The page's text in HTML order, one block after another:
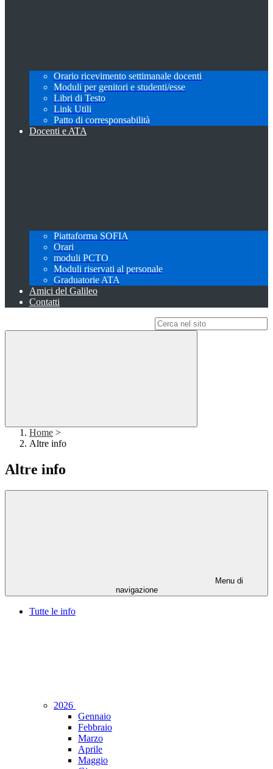
Orario ricevimento settimanale docenti
Moduli per genitori e studenti/esse
Libri di Testo
Link Utili
Patto di corresponsabilità
Docenti e ATA
Piattaforma SOFIA
Orari
moduli PCTO
Moduli riservati al personale
Graduatorie ATA
Amici del Galileo
Contatti
Home >
Altre info
Altre info
Menu di
navigazione
Tutte le info
2026
Gennaio
Febbraio
Marzo
Aprile
Maggio